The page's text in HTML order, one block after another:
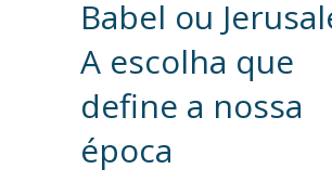
Babel ou
A escolha que
define a nossa
época